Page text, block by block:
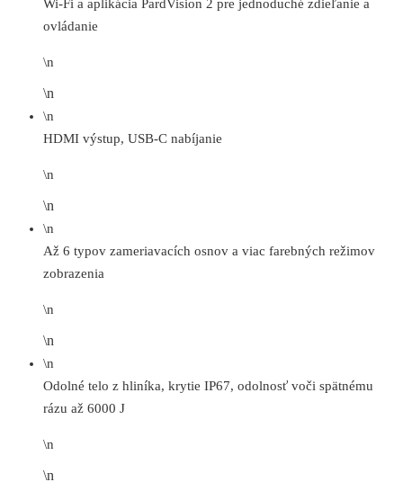
Wi-Fi a aplikácia PardVision 2 pre jednoduché zdieľanie a
ovládanie
\n
\n
\n
HDMI výstup, USB-C nabíjanie
\n
\n
\n
Až 6 typov zameriavacích osnov a viac farebných režimov
zobrazenia
\n
\n
\n
Odolné telo z hliníka, krytie IP67, odolnosť voči spätnému
rázu až 6000 J
\n
\n